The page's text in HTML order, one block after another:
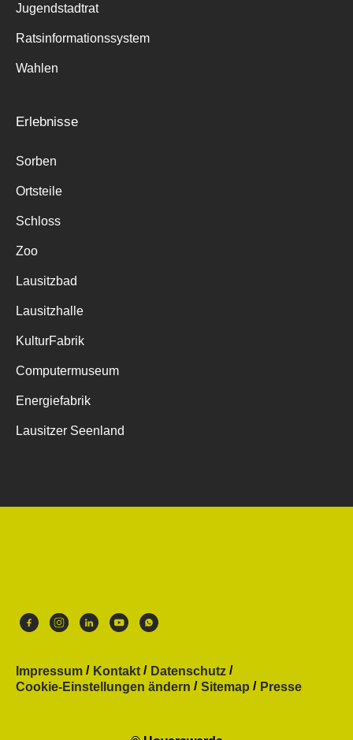
Jugendstadtrat
Ratsinformationssystem
Wahlen
Erlebnisse
Sorben
Ortsteile
Schloss
Zoo
Lausitzbad
Lausitzhalle
KulturFabrik
Computermuseum
Energiefabrik
Lausitzer Seenland
Impressum Kontakt
Datenschutz
Cookie-Einstellungen ändern
Sitemap Presse